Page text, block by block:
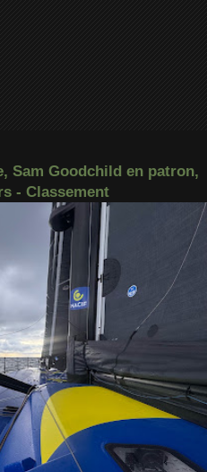
Sam Goodchild en patron,
- Classement